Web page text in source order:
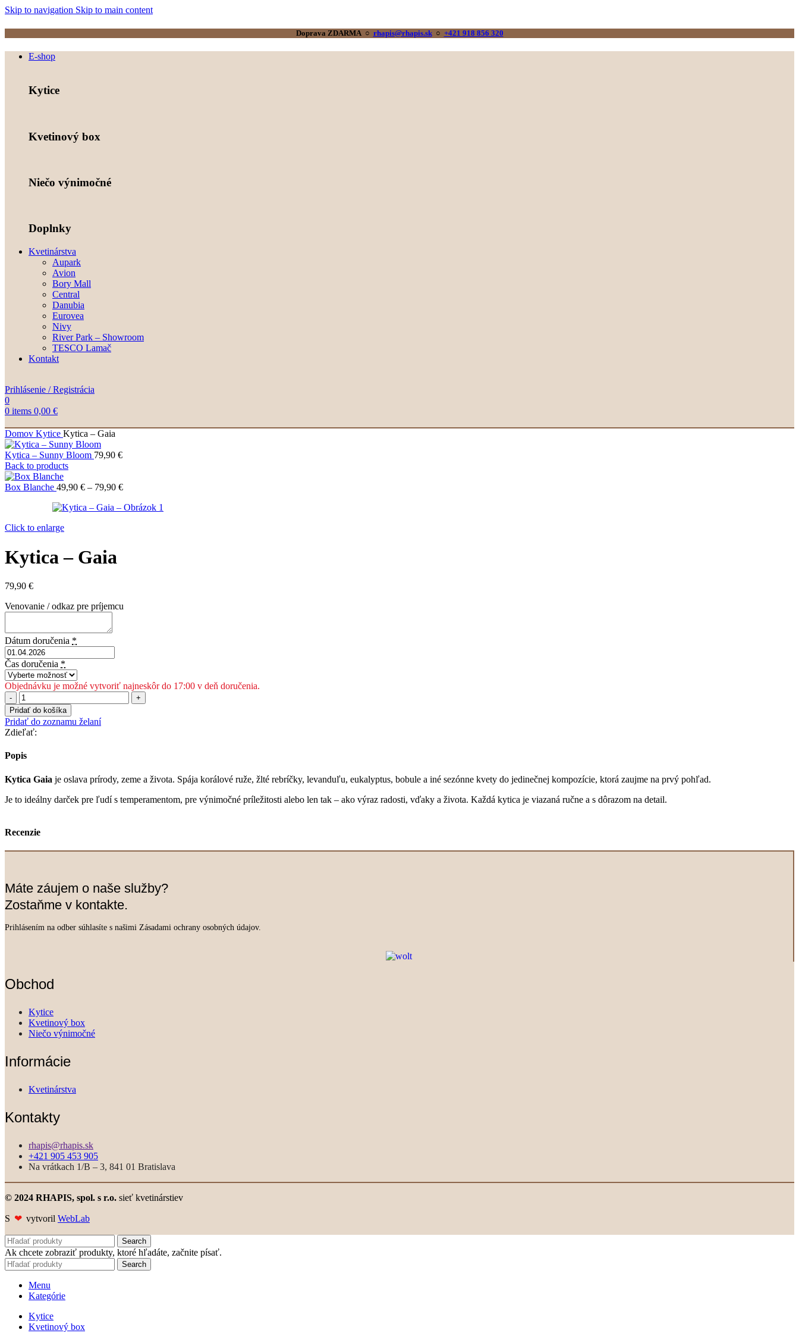
Skip to navigation Skip to main content
Doprava ZDARMA ○ rhapis@rhapis.sk○ +421 918 856 320
E-shop
Kytice
Kvetinový box
Niečo výnimočné
Doplnky
Kvetinárstva
Aupark
Avion
Bory Mall
Central
Danubia
Eurovea
Nivy
River Park – Showroom
TESCO Lamač
Kontakt
Prihlásenie / Registrácia
0
0 items 0,00 €
Domov Kytice Kytica – Gaia
Kytica – Sunny Bloom 79,90 €
Back to products
Box Blanche 49,90 € – 79,90 €Price
49,90 €
Click to enlarge
Kytica – Gaia
79,90 €
Venovanie / odkaz pre príjemcu
Dátum doručenia *
Čas doručenia *
Objednávku je možné vytvoriť najneskôr do 17:00 v deň doručenia.
množstvo
Kytica
–
Gaia
Pridať do košíka
Pridať do zoznamu želaní
Zdieľať:
Popis
Kytica Gaia je oslava prírody, zeme a života. Spája korálové ruže, žlté rebríčky, levanduľu, eukalyptus, bobule a iné sezónne kvety do jedinečnej kompozície, ktorá zaujme na prvý pohľad.
Je to ideálny darček pre ľudí s temperamentom, pre výnimočné príležitosti alebo len tak – ako výraz radosti, vďaky a života. Každá kytica je viazaná ručne a s dôrazom na detail.
Recenzie
Máte záujem o naše služby?
Zostaňme v kontakte.
Prihlásením na odber súhlasíte s našimi Zásadami ochrany osobných údajov.
Obchod
Kytice
Kvetinový box
Niečo výnimočné
Informácie
Kvetinárstva
Kontakty
rhapis@rhapis.sk
+421 905 453 905
Na vrátkach 1/B – 3, 841 01 Bratislava
© 2024 RHAPIS, spol. s r.o. sieť kvetinárstiev
S ❤ vytvoril WebLab
Search
Ak chcete zobraziť produkty, ktoré hľadáte, začnite písať.
Search
Menu
Kategórie
Kytice
Kvetinový box